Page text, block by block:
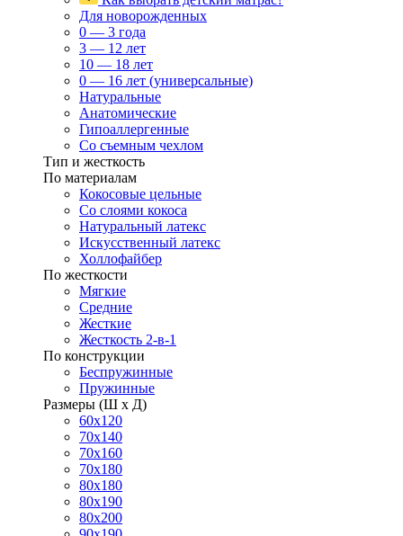
Для новорожденных
0 — 3 года
3 — 12 лет
10 — 18 лет
0 — 16 лет (универсальные)
Натуральные
Анатомические
Гипоаллергенные
Со съемным чехлом
Тип и жесткость
По материалам
Кокосовые цельные
Со слоями кокоса
Натуральный латекс
Искусственный латекс
Холлофайбер
По жесткости
Мягкие
Средние
Жесткие
Жесткость 2-в-1
По конструкции
Беспружинные
Пружинные
Размеры (Ш х Д)
60х120
70х140
70х160
70х180
80х180
80х190
80х200